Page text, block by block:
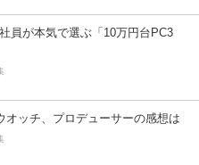
員が本気で選ぶ「10万円台PC3
オッチ、プロデューサーの感想は